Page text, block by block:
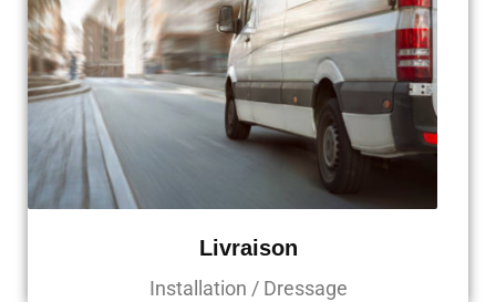
Livraison
Installation / Dressage